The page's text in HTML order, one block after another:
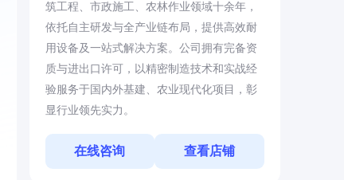
筑工程、市政施工、农林作业领域十余年，
依托自主研发与全产业链布局，提供高效耐
用设备及一站式解决方案。公司拥有完备资
质与进出口许可，以精密制造技术和实战经
验服务于国内外基建、农业现代化项目，彰
显行业领先实力。
在线咨询 查看店铺